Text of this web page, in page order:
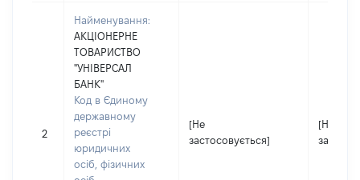
2
Найменування:
АКЦІОНЕРНЕ
ТОВАРИСТВО
"УНІВЕРСАЛ
БАНК"
Код в Єдиному
державному
реєстрі
юридичних
осіб, фізичних
[Не
застосовується]
[Не